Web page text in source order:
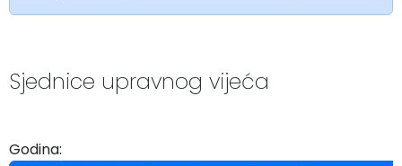
Sjednice upravnog vijeća
Godina: